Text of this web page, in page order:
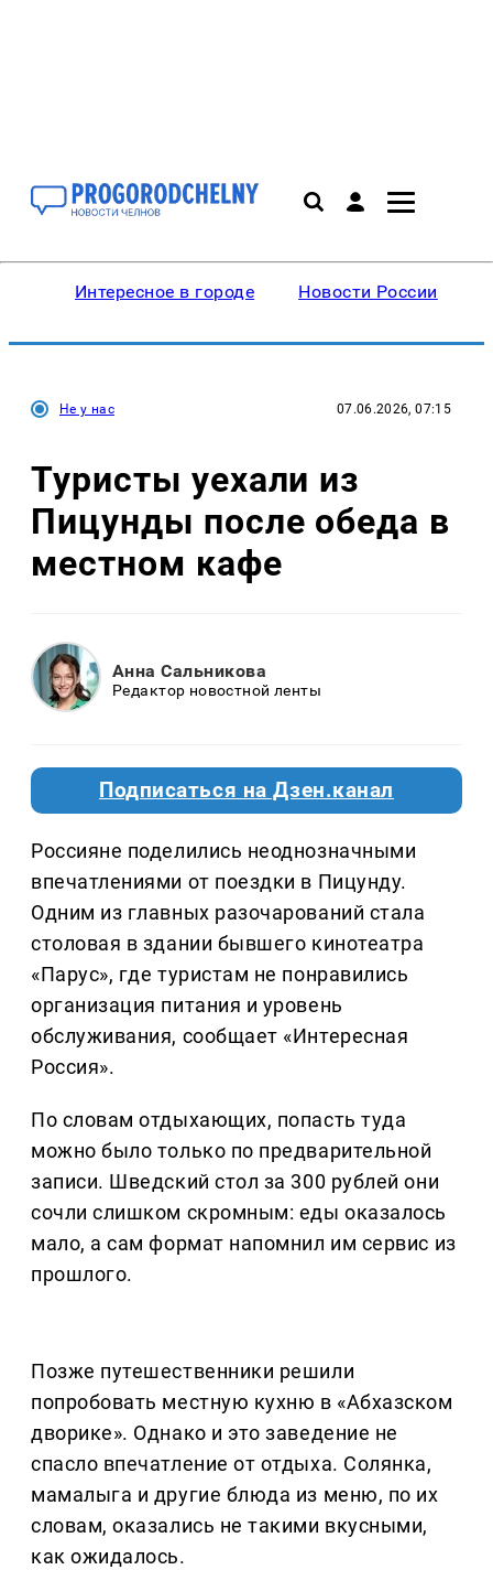
Интересное в городе Новости России
Не у нас 07.06.2026, 07:15
Туристы уехали из
Пицунды после обеда в
местном кафе
Анна Сальникова
Редактор новостной ленты
Подписаться на Дзен.канал
Россияне поделились неоднозначными
впечатлениями от поездки в Пицунду.
Одним из главных разочарований стала
столовая в здании бывшего кинотеатра
«Парус», где туристам не понравились
организация питания и уровень
обслуживания, сообщает «Интересная
Россия».
По словам отдыхающих, попасть туда
можно было только по предварительной
записи. Шведский стол за 300 рублей они
сочли слишком скромным: еды оказалось
мало, а сам формат напомнил им сервис из
прошлого.
Позже путешественники решили
попробовать местную кухню в «Абхазском
дворике». Однако и это заведение не
спасло впечатление от отдыха. Солянка,
мамалыга и другие блюда из меню, по их
словам, оказались не такими вкусными,
как ожидалось.